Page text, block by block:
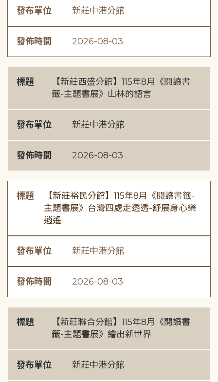
發布單位 新莊中港分館
發佈時間 2026-08-03
標題
【新莊西盛分館】115年8月《閱讀書
籤-主題書展》山林的語言
發布單位 新莊中港分館
發佈時間 2026-08-03
標題
【新莊裕民分館】115年8月《閱讀書籤-
主題書展》台灣四處走透透-舒展身心樂
逍遙
發布單位 新莊中港分館
發佈時間 2026-08-03
標題
【新莊聯合分館】115年8月《閱讀書
籤-主題書展》繪出新世界
發布單位 新莊中港分館